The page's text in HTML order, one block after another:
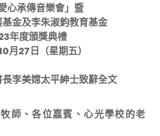
心承傳音樂會」暨
金及李朱淑鈞教育基金
年度頒獎典禮
月27日（星期五）
長李美嫦太平紳士致辭全文
師、各位嘉賓、心光學校的老